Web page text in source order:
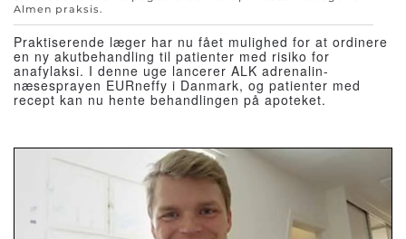
Almen praksis.
Praktiserende læger har nu fået mulighed for at ordinere
en ny akutbehandling til patienter med risiko for
anafylaksi. I denne uge lancerer ALK adrenalin-
næsesprayen EURneffy i Danmark, og patienter med
recept kan nu hente behandlingen på apoteket.